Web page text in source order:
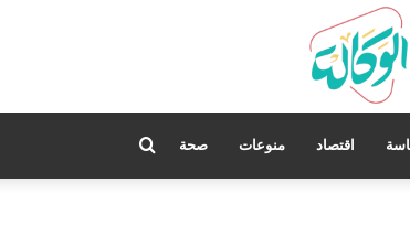
اقتصاد منوعات صحة